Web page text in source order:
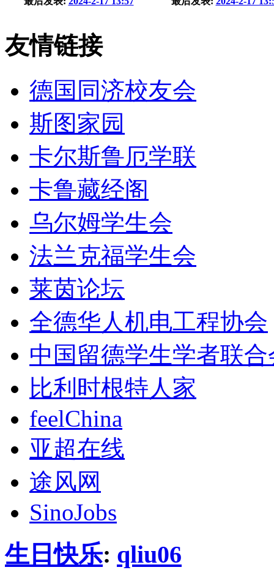
友情链接
德国同济校友会
斯图家园
卡尔斯鲁厄学联
卡鲁藏经阁
乌尔姆学生会
法兰克福学生会
莱茵论坛
全德华人机电工程协会
中国留德学生学者联合
比利时根特人家
feelChina
亚超在线
途风网
SinoJobs
生日快乐: qliu06